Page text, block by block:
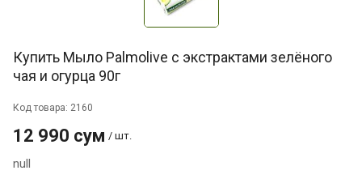
Купить Мыло Palmolive с экстрактами зелёного
чая и огурца 90г
Код товара: 2160
12 990 сум / шт.
null